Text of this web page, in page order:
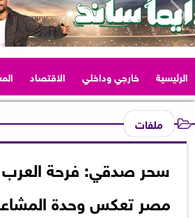
الرئيسية خارجي وداخلي الاقتصاد
ملفات
سحر صدقي: فرحة
مصر تعكس وحدة